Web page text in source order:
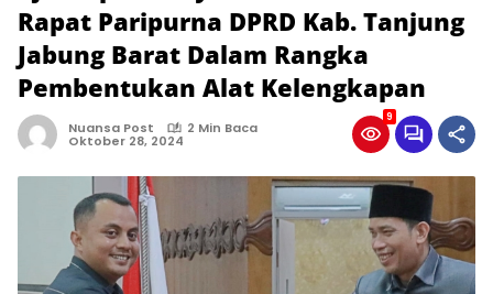
Rapat Paripurna DPRD Kab. Tanjung
Jabung Barat Dalam Rangka
Pembentukan Alat Kelengkapan
Nuansa Post 2 Min Baca
Oktober 28, 2024
9